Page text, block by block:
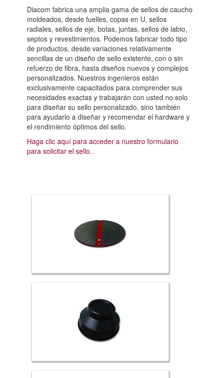
Diacom fabrica una amplia gama de sellos de caucho
moldeados, desde fuelles, copas en U, sellos
radiales, sellos de eje, botas, juntas, sellos de labio,
septos y revestimientos. Podemos fabricar todo tipo
de productos, desde variaciones relativamente
sencillas de un diseño de sello existente, con o sin
refuerzo de fibra, hasta diseños nuevos y complejos
personalizados. Nuestros ingenieros están
exclusivamente capacitados para comprender sus
necesidades exactas y trabajarán con usted no solo
para diseñar su sello personalizado, sino también
para ayudarlo a diseñar y recomendar el hardware y
el rendimiento óptimos del sello.
Haga clic aquí para acceder a nuestro formulario
para solicitar el sello..